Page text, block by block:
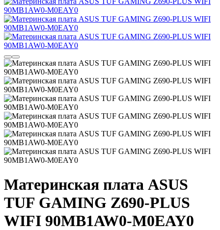
Материнская плата ASUS
TUF GAMING Z690-PLUS
WIFI 90MB1AW0-M0EAY0